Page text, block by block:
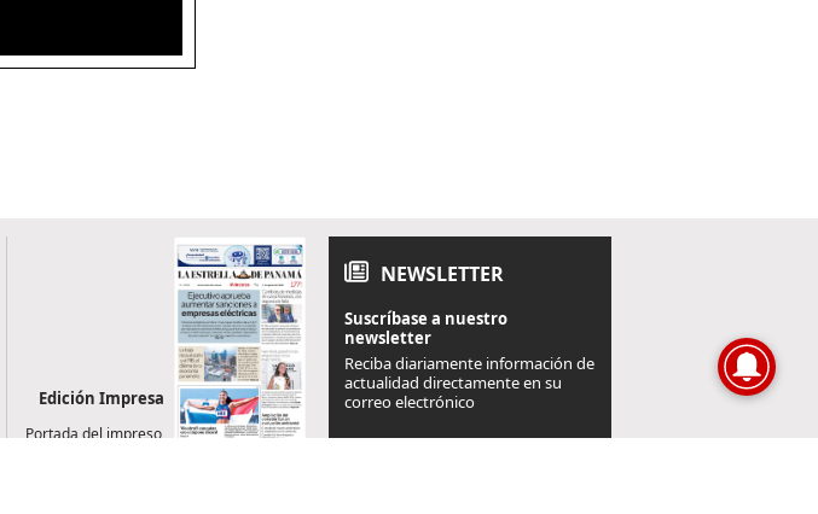
Edición Impresa
Portada del impreso
NEWSLETTER
Suscríbase a nuestro
newsletter
Reciba diariamente información de
actualidad directamente en su
correo electrónico